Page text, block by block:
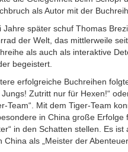
als Autor mit der
Jahre später schuf Thomas
der Welt, das mittlerweile
als auch als interaktive
begeistert.
erfolgreiche Buchreihen
Jungs! Zutritt nur für Hexen!“
Team“. Mit dem Tiger-Team
in China große Erfolge
in den Schatten stellen. Es
China als „Meister der